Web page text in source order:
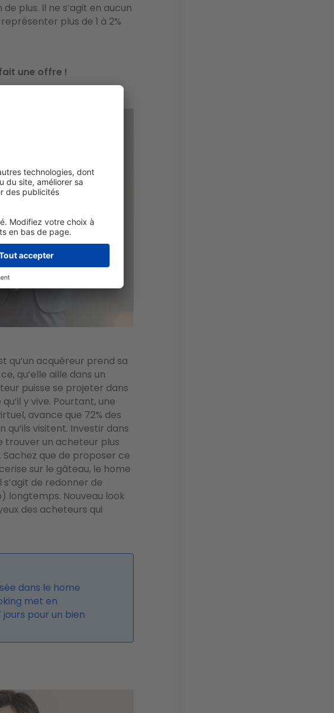
plus. Il ne s’agit en aucun
plus de 1 à 2%
une offre !
qu’un acquéreur prend sa
qu’elle aille dans un
puisse se projeter dans
y vive. Pourtant, une
avance que 72% des
visitent. Investir dans
trouver un acheteur plus
Sachez que de proposer ce
sur le gâteau, le home
de redonner de
longtemps. Nouveau look
des acheteurs qui
dans le home
met en
jours pour un bien